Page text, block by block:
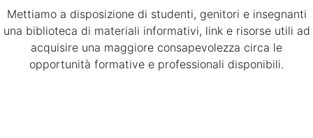
Mettiamo a disposizione di studenti, genitori e insegnanti
una biblioteca di materiali informativi, link e risorse utili ad
acquisire una maggiore consapevolezza circa le
opportunità formative e professionali disponibili.